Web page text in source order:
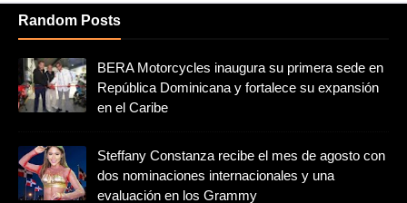
Random Posts
BERA Motorcycles inaugura su primera sede en
República Dominicana y fortalece su expansión
en el Caribe
Steffany Constanza recibe el mes de agosto con
dos nominaciones internacionales y una
evaluación en los Grammy